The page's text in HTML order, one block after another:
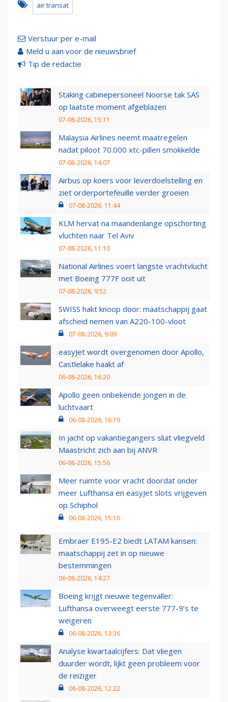
air transat
Verstuur per e-mail
Meld u aan voor de nieuwsbrief
Tip de redactie
Staking cabinepersoneel Noorse tak SAS
op laatste moment afgeblazen
07-08-2026, 15:11
Malaysia Airlines neemt maatregelen
nadat piloot 70.000 xtc-pillen smokkelde
07-08-2026, 14:07
Airbus op koers voor leverdoelstelling en
ziet orderportefeuille verder groeien
07-08-2026, 11:44
KLM hervat na maandenlange opschorting
vluchten naar Tel Aviv
07-08-2026, 11:10
National Airlines voert langste vrachtvlucht
met Boeing 777F ooit uit
07-08-2026, 9:52
SWISS hakt knoop door: maatschappij gaat
afscheid nemen van A220-100-vloot
07-08-2026, 9:09
easyJet wordt overgenomen door Apollo,
Castlelake haakt af
06-08-2026, 16:20
Apollo geen onbekende jongen in de
luchtvaart
06-08-2026, 16:19
In jacht op vakantiegangers sluit vliegveld
Maastricht zich aan bij ANVR
06-08-2026, 15:56
Meer ruimte voor vracht doordat onder
meer Lufthansa en easyJet slots vrijgeven
op Schiphol
06-08-2026, 15:16
Embraer E195-E2 biedt LATAM kansen:
maatschappij zet in op nieuwe
bestemmingen
06-08-2026, 14:27
Boeing krijgt nieuwe tegenvaller:
Lufthansa overweegt eerste 777-9’s te
weigeren
06-08-2026, 13:36
Analyse kwartaalcijfers: Dat vliegen
duurder wordt, lijkt geen probleem voor
de reiziger
06-08-2026, 12:22